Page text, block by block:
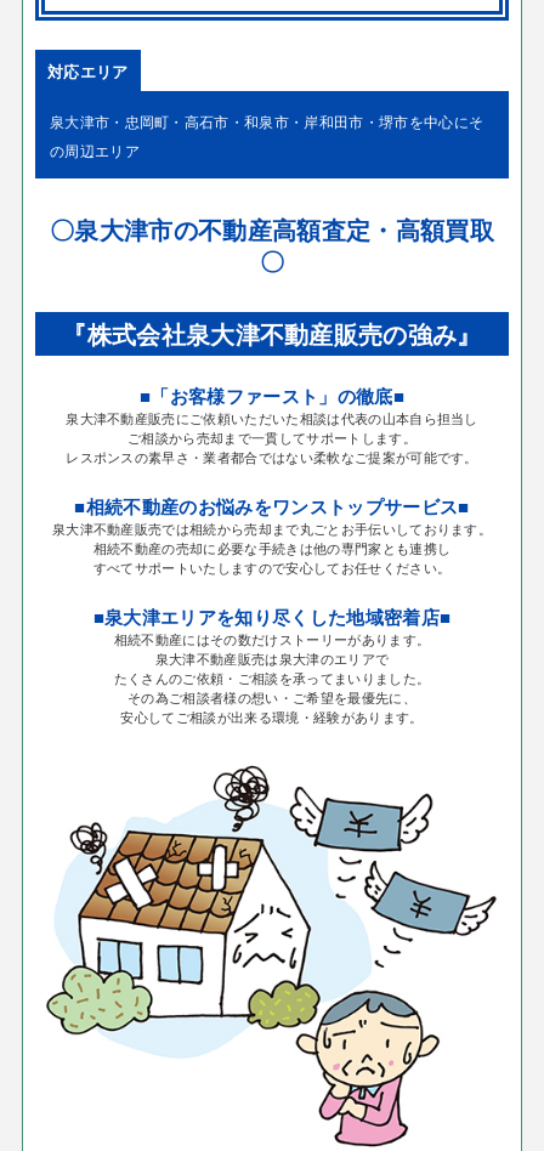
対応エリア
泉大津市・忠岡町・高石市・和泉市・岸和田市・堺市を中心にそ
の周辺エリア
〇泉大津市の不動産高額査定・高額買取
〇
『株式会社泉大津不動産販売の強み』
■「お客様ファースト」の徹底■
泉大津不動産販売にご依頼いただいた相談は代表の山本自ら担当し
ご相談から売却まで一貫してサポートします。
レスポンスの素早さ・業者都合ではない柔軟なご提案が可能です。
■相続不動産のお悩みをワンストップサービス■
泉大津不動産販売では相続から売却まで丸ごとお手伝いしております。
相続不動産の売却に必要な手続きは他の専門家とも連携し
すべてサポートいたしますので安心してお任せください。
■泉大津エリアを知り尽くした地域密着店■
相続不動産にはその数だけストーリーがあります。
泉大津不動産販売は泉大津のエリアで
たくさんのご依頼・ご相談を承ってまいりました。
その為ご相談者様の想い・ご希望を最優先に、
安心してご相談が出来る環境・経験があります。